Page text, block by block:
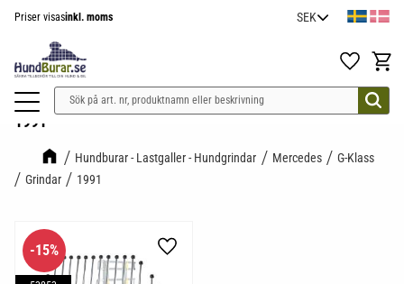
Priser visasinkl. moms
Favoriter
1991
Hundburar - Lastgaller - Hundgrindar Mercedes
G-Klass
Grindar
1991
15% Lägg till i favoriter